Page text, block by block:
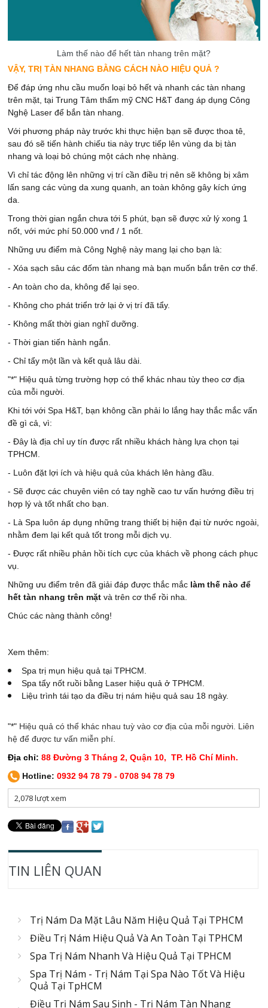
Làm thế nào để hết tàn nhang trên mặt?
VẬY, TRỊ TÀN NHANG BẰNG CÁCH NÀO HIỆU QUẢ ?
Để đáp ứng nhu cầu muốn loại bỏ hết và nhanh các tàn nhang
trên mặt, tại Trung Tâm thẩm mỹ CNC H&T đang áp dụng Công
Nghệ Laser để bắn tàn nhang.
Với phương pháp này trước khi thực hiện bạn sẽ được thoa tê,
sau đó sẽ tiến hành chiếu tia này trực tiếp lên vùng da bị tàn
nhang và loại bỏ chúng một cách nhẹ nhàng.
Vì chỉ tác động lên những vị trí cần điều trị nên sẽ không bị xâm
lấn sang các vùng da xung quanh, an toàn không gây kích ứng
da.
Trong thời gian ngắn chưa tới 5 phút, bạn sẽ được xử lý xong 1
nốt, với mức phí 50.000 vnđ / 1 nốt.
Những ưu điểm mà Công Nghệ này mang lại cho bạn là:
- Xóa sạch sâu các đốm tàn nhang mà bạn muốn bắn trên cơ thể.
- An toàn cho da, không để lại sẹo.
- Không cho phát triển trở lại ở vị trí đã tẩy.
- Không mất thời gian nghĩ dưỡng.
- Thời gian tiến hành ngắn.
- Chỉ tẩy một lần và kết quả lâu dài.
​​​"*" Hiệu quả từng trường hợp có thể khác nhau tùy theo cơ địa
của mỗi người.
Khi tới với Spa H&T, bạn không cần phải lo lắng hay thắc mắc vấn
đề gì cả, vì:
- Đây là địa chỉ uy tín được rất nhiều khách hàng lựa chọn tại
TPHCM.
- Luôn đặt lợi ích và hiệu quả của khách lên hàng đầu.
- Sẽ được các chuyên viên có tay nghề cao tư vấn hướng điều trị
hợp lý và tốt nhất cho bạn.
- Là Spa luôn áp dụng những trang thiết bị hiện đại từ nước ngoài,
nhằm đem lại kết quả tốt trong mỗi dịch vụ.
- Được rất nhiều phản hồi tích cực của khách về phong cách phục
vụ.
Những ưu điểm trên đã giải đáp được thắc mắc làm thế nào để
hết tàn nhang trên mặt và trên cơ thể rồi nha.
Chúc các nàng thành công!
Xem thêm:
Spa trị mụn hiệu quả tại TPHCM.
Spa tẩy nốt ruồi bằng Laser hiệu quả ở TPHCM.
Liệu trình tái tạo da điều trị nám hiệu quả sau 18 ngày.
​"*" Hiệu quả có thể khác nhau tuỳ vào cơ địa của mỗi người . Liên
hệ để được tư vấn miễn phí.
Địa chỉ: 88 Đường 3 Tháng 2, Quận 10, TP. Hồ Chí Minh.
Hotline: 0932 94 78 79 -0708 94 78 79
2,078 lượt xem
TIN LIÊN QUAN
Trị Nám Da Mặt Lâu Năm Hiệu Quả Tại TPHCM
Điều Trị Nám Hiệu Quả Và An Toàn Tại TPHCM
Spa Trị Nám Nhanh Và Hiệu Quả Tại TPHCM
Spa Trị Nám - Trị Nám Tại Spa Nào Tốt Và Hiệu
Quả Tại TpHCM
Điều Trị Nám Sau Sinh - Trị Nám Tàn Nhang